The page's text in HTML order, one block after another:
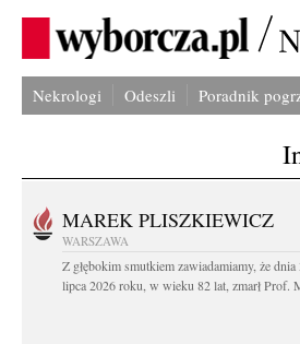
Nekrologi Odeszli Poradnik
MAREK PLISZKIEWICZ
WARSZAWA
Z głębokim smutkiem zawiadamiamy, że dnia
lipca 2026 roku, w wieku 82 lat, zmarł Prof.